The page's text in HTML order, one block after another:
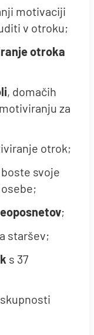
motivaciji
v otroku;
otroka
, domačih
za
otrok;
svoje
;
staršev;
s 37